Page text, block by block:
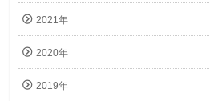
2021年
2020年
2019年